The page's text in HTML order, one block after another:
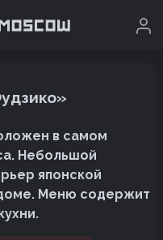
в самом
Небольшой
японской
Меню содержит